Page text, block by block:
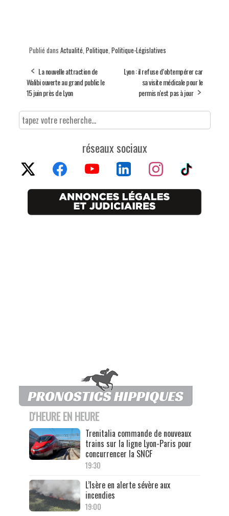
Publié dans Actualité Politique Politique-Législatives
La nouvelle attraction de
Walibi ouverte au grand public le
15 juin près de Lyon
Lyon : il refuse d’obtempérer car
sa visite médicale pour le
permis n'est pas à jour
réseaux sociaux
D'HEURE EN HEURE
Trenitalia commande de nouveaux
trains sur la ligne Lyon-Paris pour
concurrencer la SNCF
19:30
L’Isère en alerte sévère aux
incendies
19:00